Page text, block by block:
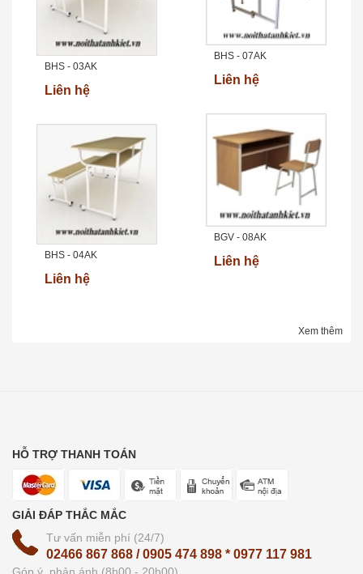
BHS - 03AK
Liên hệ
BHS - 04AK
Liên hệ
BHS - 07AK
Liên hệ
BGV - 08AK
Liên hệ
Xem thêm
HỖ TRỢ THANH TOÁN
GIẢI ĐÁP THẮC MẮC
Tư vấn miễn phí (24/7)
02466 867 868 / 0905 474 898 * 0977 117 981
Góp ý, phản ánh (8h00 - 20h00)